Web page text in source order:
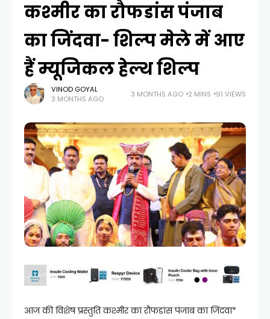
कश्मीर का रौफडांस पंजाब
का जिंदवा- शिल्प मेले में आए
हैं म्यूजिकल हेल्थ शिल्प
VINOD GOYAL
3 MONTHS AGO
3 MONTHS AGO 2 MINS 91 VIEWS
आज की विशेष प्रस्तुति कश्मीर का रौफडांस पंजाब का जिंदवा*